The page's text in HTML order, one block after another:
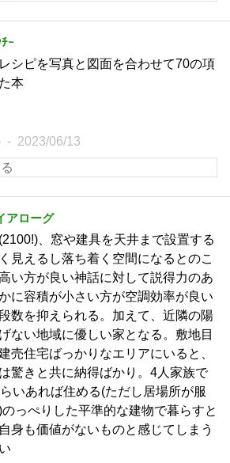
ｰ
シピを写真と図面を合わせて70の項
本
2023/06/13
アローグ
、窓や建具を天井まで設置する
見えるし落ち着く空間になるとのこ
い方が良い神話に対して説得力のあ
に容積が小さい方が空調効率が良い
数を抑えられる。加えて、近隣の陽
ない地域に優しい家となる。敷地目
売住宅ばっかりなエリアにいると、
驚きと共に納得ばかり。4人家族で
いあれば住める(ただし居場所が服
っぺりした平準的な建物で暮らすと
身も価値がないものと感じてしまう